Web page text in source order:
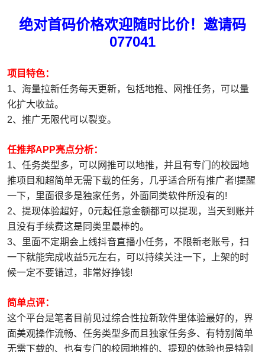
绝对首码价格欢迎随时比价！邀请码
077041
项目特色：
1、海量拉新任务每天更新，包括地推、网推任务，可以量
化扩大收益。
2、推广无限代可以裂变。
任推邦APP亮点分析：
1、任务类型多，可以网推可以地推，并且有专门的校园地
推项目和超简单无需下载的任务，几乎适合所有推广者!提醒
一下，里面很多是独家任务，外面同类软件所没有的!
2、提现体验超好，0元起任意金额都可以提现，当天到账并
且没有手续费这是同类里最棒的。
3、里面不定期会上线抖音直播小任务，不限新老账号，扫
一下就能完成收益5元左右，可以持续关注一下，上架的时
候一定不要错过，非常好挣钱!
简单点评：
这个平台是笔者目前见过综合性拉新软件里体验最好的，界
面美观操作流畅、任务类型多而且独家任务多、有特别简单
无需下载的、也有专门的校园地推的、提现的体验也是特别